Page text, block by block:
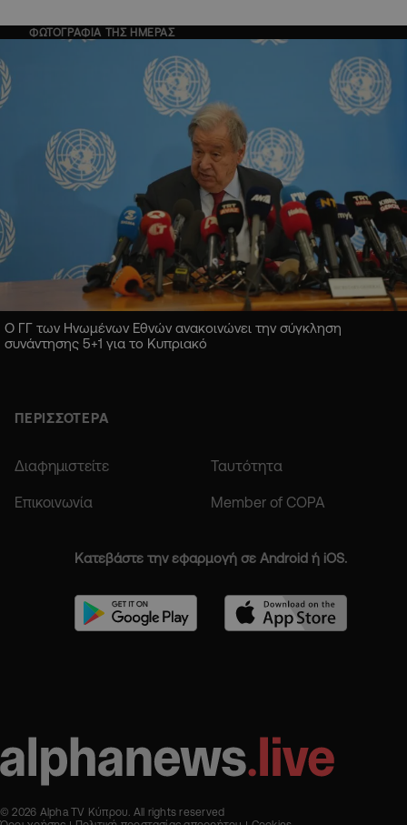
ΦΩΤΟΓΡΑΦΙΑ ΤΗΣ ΗΜΕΡΑΣ
Ο ΓΓ των Ηνωμένων Εθνών ανακοινώνει την σύγκληση
συνάντησης 5+1 για το Κυπριακό
ΠΕΡΙΣΣΟΤΕΡΑ
Διαφημιστείτε Ταυτότητα
Επικοινωνία Member of COPA
Κατεβάστε την εφαρμογή σε Android ή iOS.
© 2026 Alpha TV Κύπρου. All rights reserved